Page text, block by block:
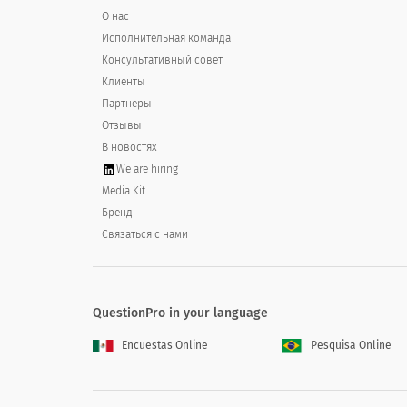
По сравнению с (лидером рынка), как
Compared to (market leader),
О том же самом
Сильный недостаток
По сравнению с (лидером рынка),
О нас
Исполнительная команда
Консультативный совет
Клиенты
Партнеры
Отзывы
В новостях
We are hiring
Media Kit
Бренд
Связаться с нами
QuestionPro in your language
Encuestas Online Pesquisa Online